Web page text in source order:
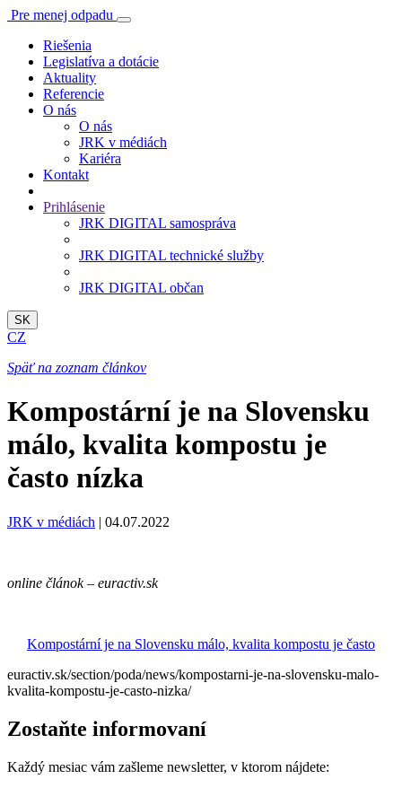
Pre menej odpadu
Riešenia
Legislatíva a dotácie
Aktuality
Referencie
O nás
O nás
JRK v médiách
Kariéra
Kontakt
Prihlásenie
JRK DIGITAL samospráva
JRK DIGITAL technické služby
JRK DIGITAL občan
SK
CZ
Späť na zoznam článkov
Kompostární je na Slovensku
málo, kvalita kompostu je
často nízka
JRK v médiách | 04.07.2022
online článok – euractiv.sk
Kompostární je na Slovensku málo, kvalita kompostu je často
euractiv.sk/section/poda/news/kompostarni-je-na-slovensku-malo-
kvalita-kompostu-je-casto-nizka/
Zostaňte informovaní
Každý mesiac vám zašleme newsletter, v ktorom nájdete: